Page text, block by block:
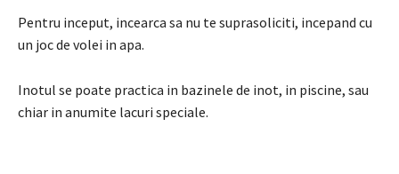
Pentru inceput, incearca sa nu te suprasoliciti, incepand cu
un joc de volei in apa.
Inotul se poate practica in bazinele de inot, in piscine, sau
chiar in anumite lacuri speciale.